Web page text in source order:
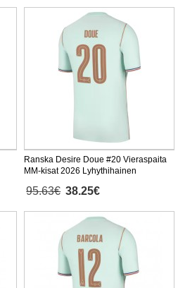
Ranska Desire Doue #20 Vieraspaita
MM-kisat 2026 Lyhythihainen
95.63€ 38.25€